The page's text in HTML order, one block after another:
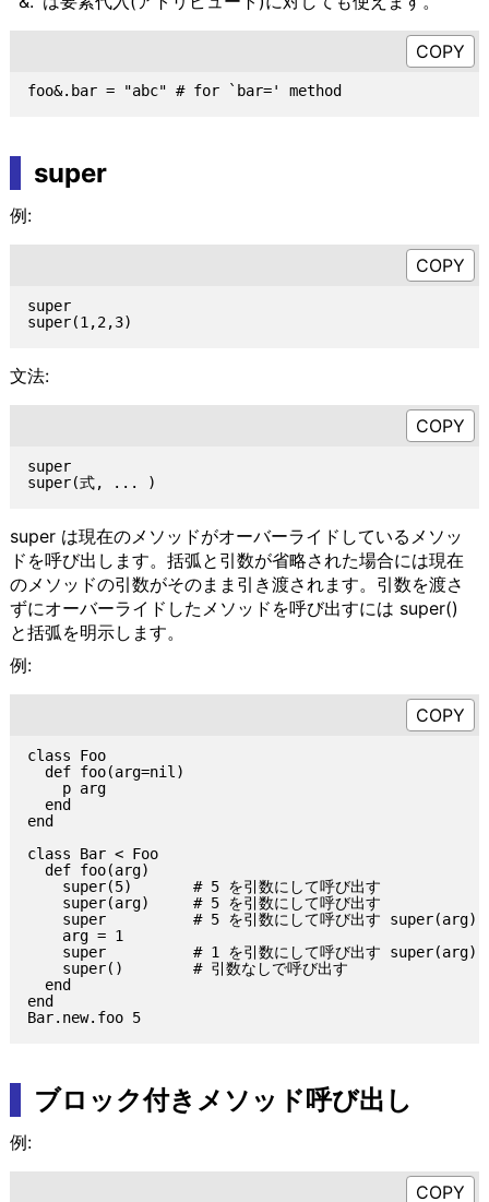
super
例:
super
文法:
super
super は現在のメソッドがオーバーライドしているメソッ
ドを呼び出します。括弧と引数が省略された場合には現在
のメソッドの引数がそのまま引き渡されます。引数を渡さ
ずにオーバーライドしたメソッドを呼び出すには super()
と括弧を明示します。
例:
class Foo
  def foo(arg=nil)
    p arg
  end
end
class Bar < Foo
  def foo(arg)
    super(5)       # 5 を引数にして呼び出す
    super(arg)     # 5 を引数にして呼び出す
super          # 5 を引数にして呼び出す super(arg)
    arg = 1
super          # 1 を引数にして呼び出す super(arg)
    super()        # 引数なしで呼び出す
  end
end
Bar.new.foo 5
ブロック付きメソッド呼び出し
例: